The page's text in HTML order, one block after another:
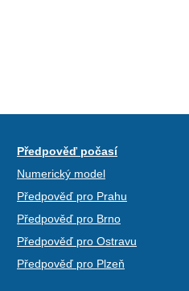
Předpověď počasí
Numerický model
Předpověď pro Prahu
Předpověď pro Brno
Předpověď pro Ostravu
Předpověď pro Plzeň